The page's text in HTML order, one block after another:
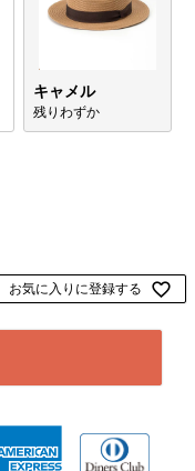
キャメル
残りわずか
お気に入りに登録する